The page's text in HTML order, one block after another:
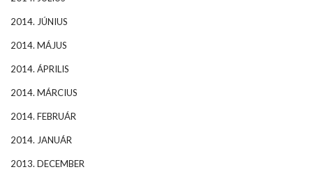
2014. JÚNIUS
2014. MÁJUS
2014. ÁPRILIS
2014. MÁRCIUS
2014. FEBRUÁR
2014. JANUÁR
2013. DECEMBER